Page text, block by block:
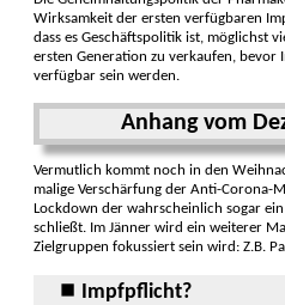
Wirk­samkeit der ersten verfüg­baren
dass es Geschäfts­politik ist, mög­lichst
ersten Generation zu verkaufen, bevor
ver­fügbar sein werden.
Anhang vom
Vermutlich kommt noch in den
malige Ver­schärfung der Anti-Corona-
Lock­down der wahr­scheinlich sogar
schließt. Im Jänner wird ein weiterer
Ziel­gruppen fokus­siert sein wird: Z.B.
⏹ Impfpflicht?